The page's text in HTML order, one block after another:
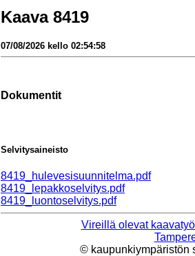
Kaava 8419
07/08/2026 kello 02:54:58
Dokumentit
Selvitysaineisto
8419_hulevesisuunnitelma.pdf
8419_lepakkoselvitys.pdf
8419_luontoselvitys.pdf
Vireillä olevat
© kaupunkiympäristön